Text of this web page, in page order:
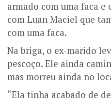
armado com uma faca
com Luan Maciel que
com uma faca.
Na briga, o ex-marido
pescoço. Ele ainda
mas morreu ainda no
“Ela tinha acabado de